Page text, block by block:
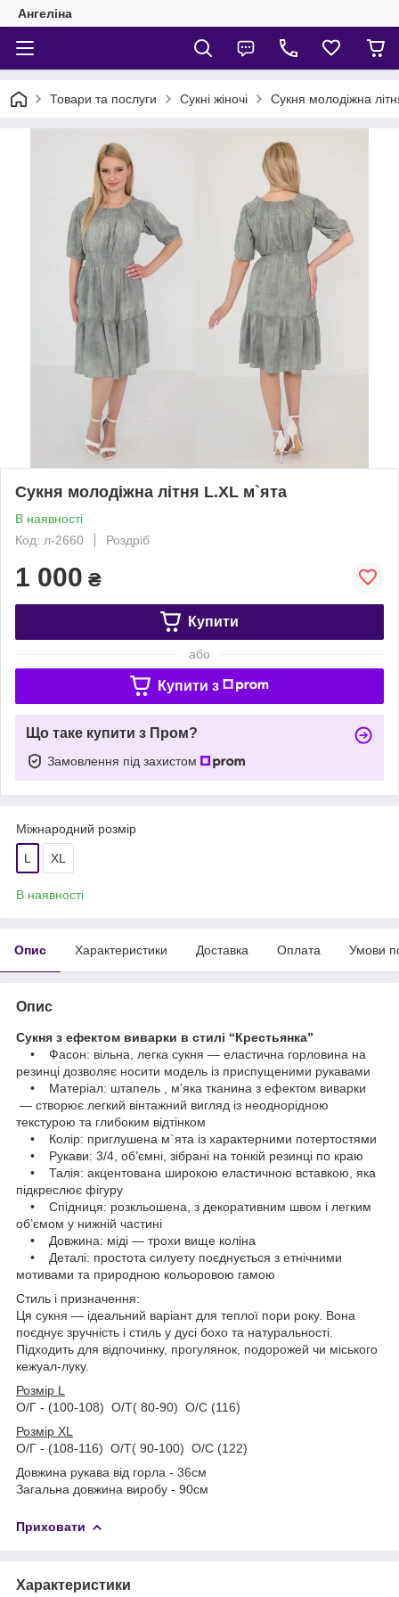
Ангеліна
Товари та послуги Сукні жіночі Сукня молодіжна
Сукня молодіжна літня L.XL м`ята
В наявності
Код: л-2660
Роздріб
1 000 ₴
Купити
або
Купити з
Що таке купити з Пром?
Замовлення під захистом
Міжнародний розмір
L XL
В наявності
Опис Характеристики Доставка Оплата Умови
Опис
Сукня з ефектом виварки в стилі “Крестьянка”
• Фасон: вільна, легка сукня — еластична горловина на
резинці дозволяє носити модель із приспущеними рукавами
• Матеріал: штапель , м’яка тканина з ефектом виварки
— створює легкий вінтажний вигляд із неоднорідною
текстурою та глибоким відтінком
• Колір: приглушена м`ята із характерними потертостями
• Рукави: 3/4, об’ємні, зібрані на тонкій резинці по краю
• Талія: акцентована широкою еластичною вставкою, яка
підкреслює фігуру
• Спідниця: розкльошена, з декоративним швом і легким
об’ємом у нижній частині
• Довжина: міді — трохи вище коліна
• Деталі: простота силуету поєднується з етнічними
мотивами та природною кольоровою гамою
Стиль і призначення:
Ця сукня — ідеальний варіант для теплої пори року. Вона
поєднує зручність і стиль у дусі бохо та натуральності.
Підходить для відпочинку, прогулянок, подорожей чи міського
кежуал-луку.
Розмір L
О/Г - (100-108) О/Т( 80-90) О/С (116)
Розмір XL
О/Г - (108-116) О/Т( 90-100) О/С (122)
Довжина рукава від горла - 36см
Загальна довжина виробу - 90см
Приховати
Характеристики